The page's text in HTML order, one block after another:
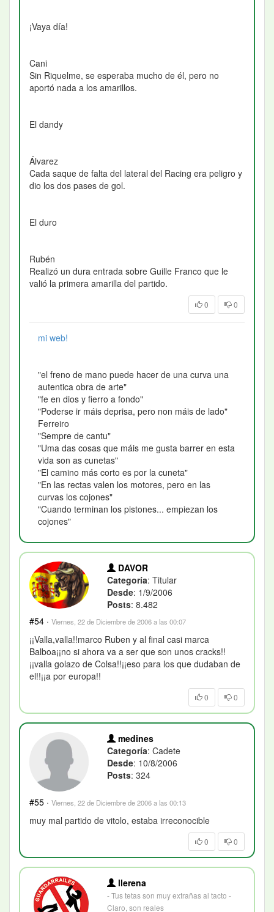
¡Vaya día!
Cani
Sin Riquelme, se esperaba mucho de él, pero no
aportó nada a los amarillos.
El dandy
Álvarez
Cada saque de falta del lateral del Racing era peligro y
dio los dos pases de gol.
El duro
Rubén
Realizó un dura entrada sobre Guille Franco que le
valió la primera amarilla del partido.
0 0
mi web!
"el freno de mano puede hacer de una curva una
autentica obra de arte"
"fe en dios y fierro a fondo"
"Poderse ir máis deprisa, pero non máis de lado"
Ferreiro
"Sempre de cantu"
"Uma das cosas que máis me gusta barrer en esta
vida son as cunetas"
"El camino más corto es por la cuneta"
"En las rectas valen los motores, pero en las
curvas los cojones"
"Cuando terminan los pistones... empiezan los
cojones"
DAVOR
Categoría: Titular
Desde: 1/9/2006
Posts: 8.482
#54 · Viernes, 22 de Diciembre de 2006 a las 00:07
¡¡Valla,valla!!marco Ruben y al final casi marca
Balboa¡¡no si ahora va a ser que son unos cracks!!
¡¡valla golazo de Colsa!!¡¡eso para los que dudaban de
el!!¡¡a por europa!!
0 0
medines
Categoría: Cadete
Desde: 10/8/2006
Posts: 324
#55 · Viernes, 22 de Diciembre de 2006 a las 00:13
muy mal partido de vitolo, estaba irreconocible
0 0
llerena
- Tus tetas son muy extrañas al tacto -
Claro, son reales